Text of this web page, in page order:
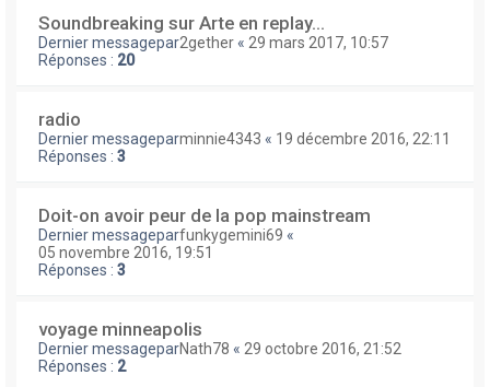
Soundbreaking sur Arte en replay...
Dernier messagepar2gether « 29 mars 2017, 10:57
Réponses : 20
radio
Dernier messageparminnie4343 « 19 décembre 2016, 22:11
Réponses : 3
Doit-on avoir peur de la pop mainstream
Dernier messageparfunkygemini69 «
05 novembre 2016, 19:51
Réponses : 3
voyage minneapolis
Dernier messageparNath78 « 29 octobre 2016, 21:52
Réponses : 2